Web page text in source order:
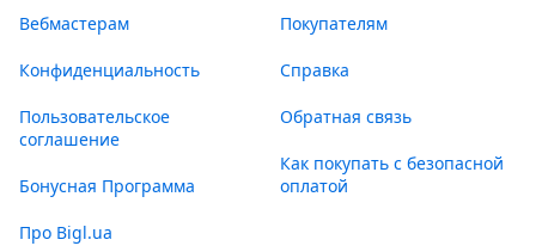
Вебмастерам
Конфиденциальность
Пользовательское
соглашение
Бонусная Программа
Про Bigl.ua
Покупателям
Справка
Обратная связь
Как покупать с безопасной
оплатой